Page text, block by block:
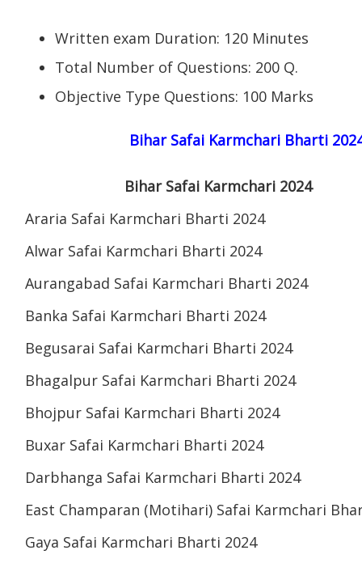
Written exam Duration: 120 Minutes
Total Number of Questions: 200 Q.
Objective Type Questions: 100 Marks
Bihar Safai Karmchari Bharti
Bihar Safai Karmchari 2024
Araria Safai Karmchari Bharti 2024
Alwar Safai Karmchari Bharti 2024
Aurangabad Safai Karmchari Bharti 2024
Banka Safai Karmchari Bharti 2024
Begusarai Safai Karmchari Bharti 2024
Bhagalpur Safai Karmchari Bharti 2024
Bhojpur Safai Karmchari Bharti 2024
Buxar Safai Karmchari Bharti 2024
Darbhanga Safai Karmchari Bharti 2024
East Champaran (Motihari) Safai Karmchari
Gaya Safai Karmchari Bharti 2024